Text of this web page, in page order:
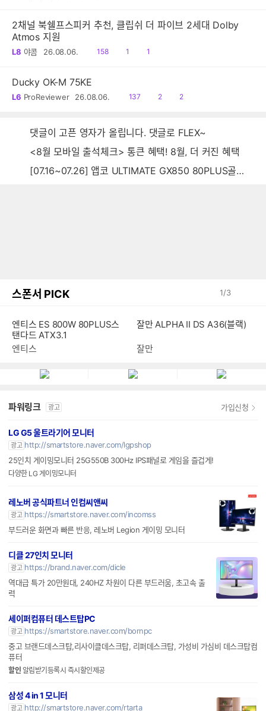
2채널 북쉘프스피커 추천, 클립쉬 더 파이브 2세대 Dolby
Atmos 지원
L8 야콤 26.08.06.
읽
158
공1
댓1
Ducky OK-M 75KE
L6 ProReviewer 26.08.06.
읽
137
공
2
댓
2
댓글이 고픈 영자가 올립니다. 댓글로 FLEX~
<8월 모바일 출석체크> 통큰 혜택! 8월, 더 커진 혜택
[07.16~07.26] 앱코 ULTIMATE GX850 80PLUS골드 풀모듈러 ATX3.0 블랙
스폰서 PICK 1/3
엔티스 ES 800W 80PLUS스
탠다드 ATX3.1
엔티스
잘만 ALPHA II DS A36(블랙)
잘만
파워링크 광고 가입신청
LG G5 울트라기어 모니터
광고 http://smartstore.naver.com/lgpshop
25인치 게이밍모니터 25G550B 300Hz IPS패널로 게임을 즐겁게!
다양한 LG 게이밍모니터
레노버 공식파트너 인컴씨앤씨
광고 https://smartstore.naver.com/incomss
부드러운 화면과 빠른 반응, 레노버 Legion 게이밍 모니터
디클 27인치 모니터
광고 https://brand.naver.com/dicle
역대급 특가 20만원대, 240HZ 차원이 다른 부드러움, 초고속 출
력
세이퍼컴퓨터 데스트탑PC
광고 https://smartstore.naver.com/bornpc
중고 브랜드데스크탑,리사이클데스크탑, 리퍼데스크탑, 가성비 가심비 데스크탑컴
퓨터
할인 알림받기등록시 즉시할인제공
삼성 4 in 1 모니터
광고 http://smartstore.naver.com/rtarta